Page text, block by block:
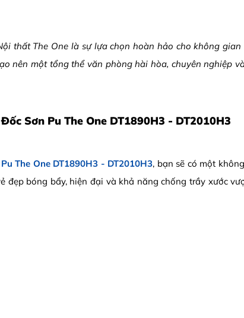
thất The One là sự lựa chọn hoàn hảo cho không
nên một tổng thể văn phòng hài hòa, chuyên nghiệp
Sơn Pu The One DT1890H3 - DT2010H3
The One DT1890H3 - DT2010H3, bạn sẽ có một
đẹp bóng bẩy, hiện đại và khả năng chống trầy xước